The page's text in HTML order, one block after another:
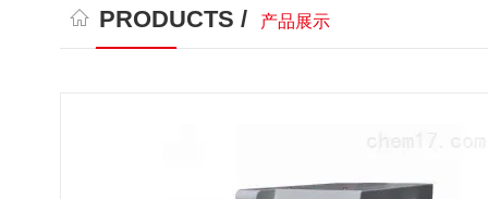
PRODUCTS / 产品展示